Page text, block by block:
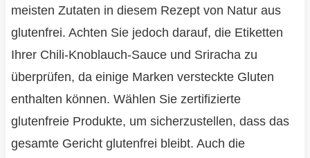
meisten Zutaten in diesem Rezept von Natur aus
glutenfrei. Achten Sie jedoch darauf, die Etiketten
Ihrer Chili-Knoblauch-Sauce und Sriracha zu
überprüfen, da einige Marken versteckte Gluten
enthalten können. Wählen Sie zertifizierte
glutenfreie Produkte, um sicherzustellen, dass das
gesamte Gericht glutenfrei bleibt. Auch die